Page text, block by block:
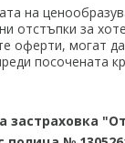
на
отстъпки за
оферти, могат
посочената
застраховка